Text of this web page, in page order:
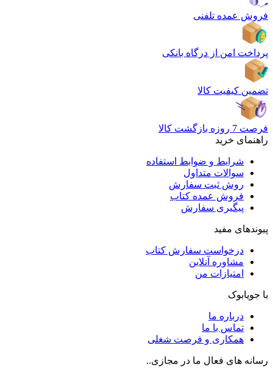
فروش عمده تلفنی
پرداخت امن از درگاه بانکی
تضمین کیفیت کالا
فرصت 7 روزه بازگشت کالا
راهنمای خرید
شرایط و ضوابط استفاده
سوالات متداول
روش ثبت سفارش
فروش عمده کتاب
پیگیری سفارش
پیوندهای مفید
درخواست سفارش کتاب
مشاوره آنلاین
امتیازات من
با جویابوک
درباره ما
تماس با ما
همکاری و فرصت شغلی
رسانه های فعال ما در مجازی..